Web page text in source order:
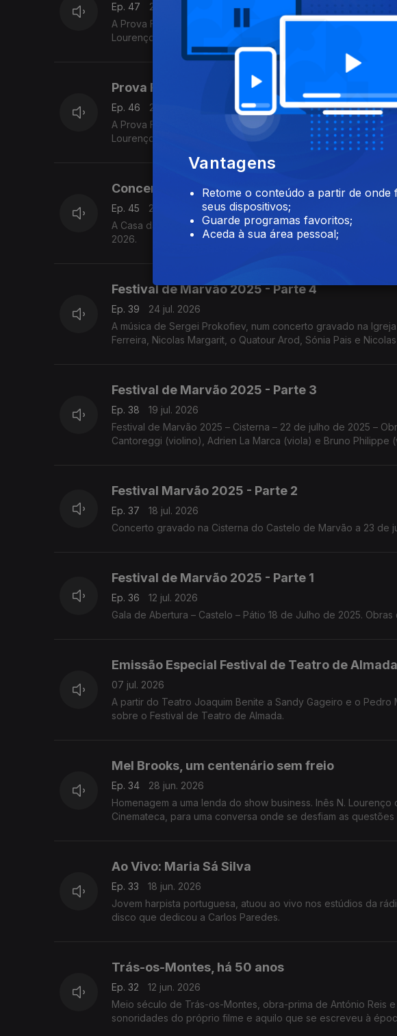
Ep. 47
25 jul. 2026
A Prova Final Música de Câmara Nível Superior do Prémio Jovens Músicos de 2026, com Luís Carvalho e António
Lourenço.
Prova Final Música de Câmara Nível Médio -
Ep. 46
24 jul. 2026
A Prova Final Música de Câmara Nível Médio do Prémio Jovens Músicos de 2026, com Luís Carvalho, António
Lourenço, Carlos Torres e Jacinta Albergaria.
Concerto de Abertura - Finais PJM 2026
Ep. 45
24 jul. 2026
A Casa da Cultura em Santa Comba Dão foi palco do
2026.
Festival de Marvão 2025 - Parte 4
Ep. 39
24 jul. 2026
A música de Sergei Prokofiev, num concerto gravado na
Ferreira, Nicolas Margarit, o Quatour Arod, Sónia Pais e
Festival de Marvão 2025 - Parte 3
Ep. 38
19 jul. 2026
Festival de Marvão 2025 – Cisterna – 22 de julho de 2025 –
Cantoreggi (violino), Adrien La Marca (viola) e Bruno Philippe
Festival Marvão 2025 - Parte 2
Ep. 37
18 jul. 2026
Concerto gravado na Cisterna do Castelo de Marvão a 23 de
Festival de Marvão 2025 - Parte 1
Ep. 36
12 jul. 2026
Gala de Abertura – Castelo – Pátio 18 de Julho de 2025.
Emissão Especial Festival de Teatro de Almada
07 jul. 2026
A partir do Teatro Joaquim Benite a Sandy Gageiro e o
sobre o Festival de Teatro de Almada.
Mel Brooks, um centenário sem freio
Ep. 34
28 jun. 2026
Homenagem a uma lenda do show business. Inês N.
Cinemateca, para uma conversa onde se desfiam as
Ao Vivo: Maria Sá Silva
Ep. 33
18 jun. 2026
Jovem harpista portuguesa, atuou ao vivo nos estúdios da
disco que dedicou a Carlos Paredes.
Trás-os-Montes, há 50 anos
Ep. 32
12 jun. 2026
Meio século de Trás-os-Montes, obra-prima de António Reis
sonoridades do próprio filme e aquilo que se escreveu à
Vantagens
Retome o conteúdo a partir de onde
seus dispositivos;
Guarde programas favoritos;
Aceda à sua área pessoal;